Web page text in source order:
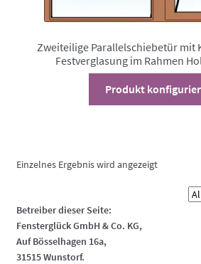
Zweiteilige Parallelschiebetür
Festverglasung im Rahmen
Produkt
Einzelnes Ergebnis wird angezeigt
Betreiber dieser Seite:
Fensterglück GmbH & Co. KG,
Auf Bösselhagen 16a,
31515 Wunstorf.